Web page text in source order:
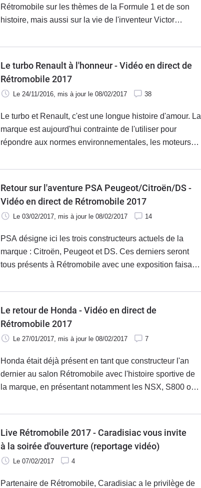
Rétromobile sur les thèmes de la Formule 1 et de son
histoire, mais aussi sur la vie de l'inventeur Victor
Le turbo Renault à l'honneur - Vidéo en direct de
Rétromobile 2017
Le 24/11/2016, mis à jour le 08/02/2017 38
Le turbo et Renault, c'est une longue histoire d'amour. La
marque est aujourd'hui contrainte de l'utiliser pour
répondre aux normes environnementales, les moteurs
temps où le turbo était un vrai choix de développement.
autos de série les plus mythiques avec le fameux turbo.
Retour sur l'aventure PSA Peugeot/Citroën/DS -
Vidéo en direct de Rétromobile 2017
Le 03/02/2017, mis à jour le 08/02/2017 14
PSA désigne ici les trois constructeurs actuels de la
marque : Citroën, Peugeot et DS. Ces derniers seront
tous présents à Rétromobile avec une exposition faisant
retrouverons le concept E-Tense.
Le retour de Honda - Vidéo en direct de
Rétromobile 2017
Le 27/01/2017, mis à jour le 08/02/2017 7
Honda était déjà présent en tant que constructeur l'an
dernier au salon Rétromobile avec l'histoire sportive de
la marque, en présentant notamment les NSX, S800 ou
Rétromobile avec un mix entre moto et auto à ne pas
Live Rétromobile 2017 - Caradisiac vous invite
à la soirée d'ouverture (reportage vidéo)
Le 07/02/2017 4
Partenaire de Rétromobile, Caradisiac a le privilège de